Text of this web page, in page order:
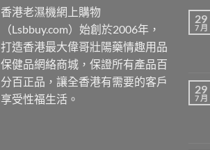
香港老濕機網上購物
（Lsbbuy.com）始創於2006年，
打造香港最大偉哥壯陽藥情趣用品
保健品網絡商城，保證所有產品百
分百正品，讓全香港有需要的客戶
享受性福生活。
29
7 月
29
7 月